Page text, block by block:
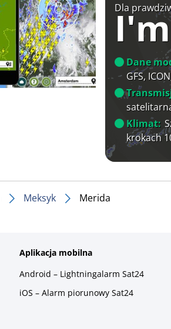
Dla
Dane
GFS,
Klimat:
krokach
Meksyk Merida
Aplikacja mobilna
Android – Lightningalarm Sat24
iOS – Alarm piorunowy Sat24